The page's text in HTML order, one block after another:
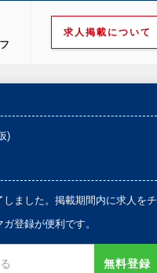
求人掲載について
)
ました。掲載期間内に求人をチ
登録が便利です。
無料登録